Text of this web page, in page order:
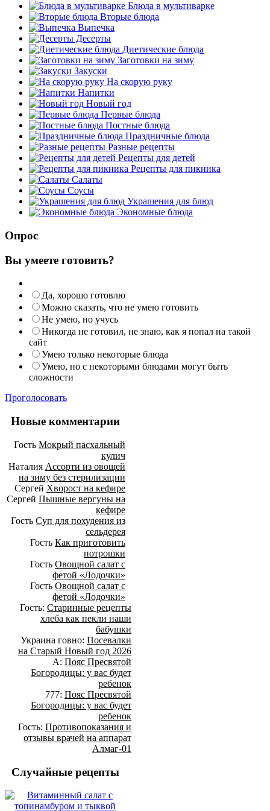
Блюда в мультиварке
Вторые блюда
Выпечка
Десерты
Диетические блюда
Заготовки на зиму
Закуски
На скорую руку
Напитки
Новый год
Первые блюда
Постные блюда
Праздничные блюда
Разные рецепты
Рецепты для детей
Рецепты для пикника
Салаты
Соусы
Украшения для блюд
Экономные блюда
Опрос
Вы умеете готовить?
Да, хорошо готовлю
Можно сказать, что не умею готовить
Не умею, но учусь
Никогда не готовил, не знаю, как я попал на такой
сайт
Умею только некоторые блюда
Умею, но с некоторыми блюдами могут быть
сложности
Проголосовать
Новые комментарии
Гость Мокрый пасхальный
кулич
Наталия Ассорти из овощей
на зиму без стерилизации
Сергей Хворост на кефире
Сергей Пышные вергуны на
кефире
Гость Суп для похудения из
сельдерея
Гость Как приготовить
потрошки
Гость Овощной салат с
фетой «Лодочки»
Гость Овощной салат с
фетой «Лодочки»
Гость: Старинные рецепты
хлеба как пекли наши
бабушки
Украина говно: Посевалки
на Старый Новый год 2026
А: Пояс Пресвятой
Богородицы: у вас будет
ребенок
777: Пояс Пресвятой
Богородицы: у вас будет
ребенок
Гость: Противопоказания и
отзывы врачей на аппарат
Алмаг-01
Случайные рецепты